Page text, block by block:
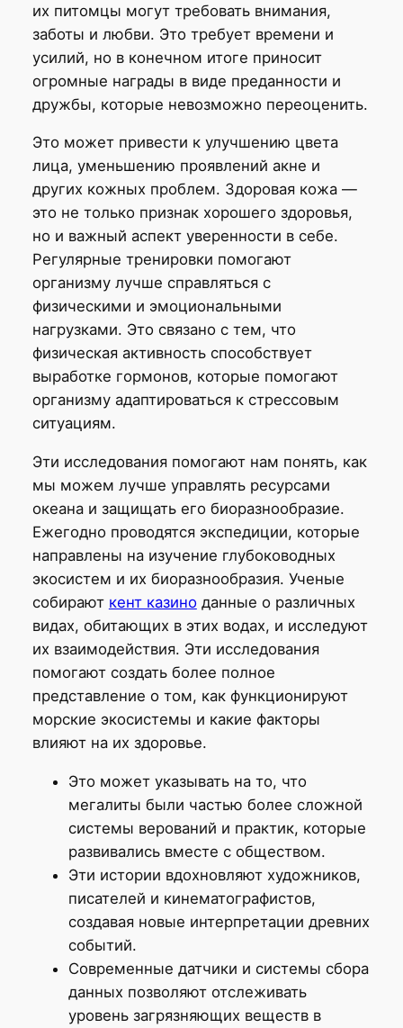
их питомцы могут требовать внимания,
заботы и любви. Это требует времени и
усилий, но в конечном итоге приносит
огромные награды в виде преданности и
дружбы, которые невозможно переоценить.
Это может привести к улучшению цвета
лица, уменьшению проявлений акне и
других кожных проблем. Здоровая кожа —
это не только признак хорошего здоровья,
но и важный аспект уверенности в себе.
Регулярные тренировки помогают
организму лучше справляться с
физическими и эмоциональными
нагрузками. Это связано с тем, что
физическая активность способствует
выработке гормонов, которые помогают
организму адаптироваться к стрессовым
ситуациям.
Эти исследования помогают нам понять, как
мы можем лучше управлять ресурсами
океана и защищать его биоразнообразие.
Ежегодно проводятся экспедиции, которые
направлены на изучение глубоководных
экосистем и их биоразнообразия. Ученые
собирают кент казиноданные о различных
видах, обитающих в этих водах, и исследуют
их взаимодействия. Эти исследования
помогают создать более полное
представление о том, как функционируют
морские экосистемы и какие факторы
влияют на их здоровье.
Это может указывать на то, что
мегалиты были частью более сложной
системы верований и практик, которые
развивались вместе с обществом.
Эти истории вдохновляют художников,
писателей и кинематографистов,
создавая новые интерпретации древних
событий.
Современные датчики и системы сбора
данных позволяют отслеживать
уровень загрязняющих веществ в